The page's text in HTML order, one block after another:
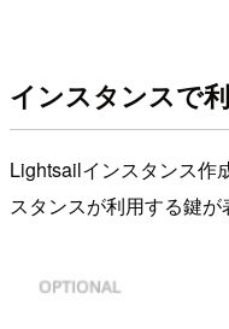
インスタンスで
Lightsailインスタンス作
スタンスが利用する鍵が